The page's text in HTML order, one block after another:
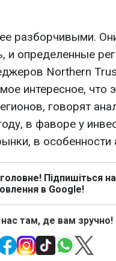
разборчивыми.
и определенные
Northern
интересное, что
говорят
в фаворе у
в особенности
Підпишіться
в Google!
там, де вам зручно!